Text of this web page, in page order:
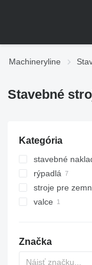
Machineryline
Stavebné
Kategória
stavebné
kolesové
rýpadlá
minirýpadlá
rýpadlá-
stroje pre
grejdre
valce
Značka